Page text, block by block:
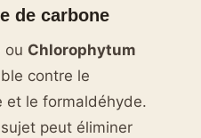
de carbone
ou Chlorophytum
contre le
et le formaldéhyde.
peut éliminer